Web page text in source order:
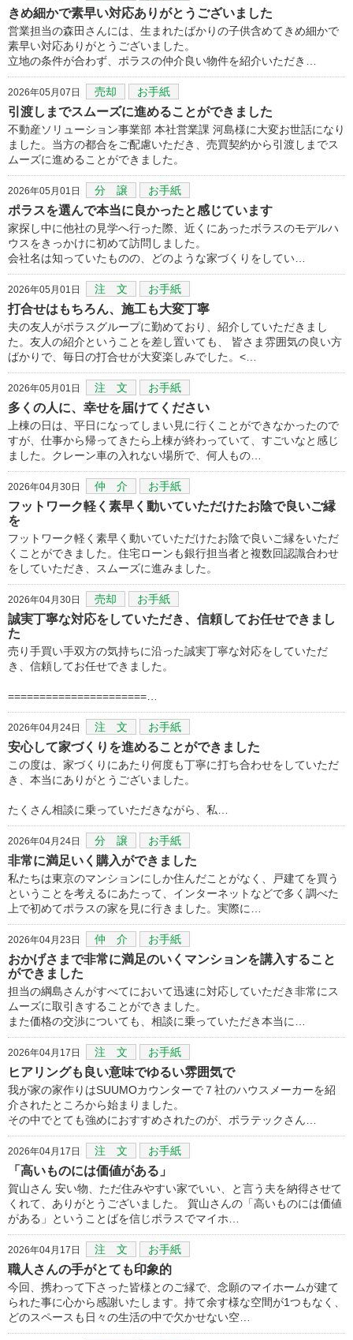
きめ細かで素早い対応ありがとうございました
営業担当の森田さんには、生まれたばかりの子供含めてきめ細かで
素早い対応ありがとうございました。
立地の条件が合わず、ポラスの仲介良い物件を紹介いただき…
2026年05月07日 売却 お手紙
引渡しまでスムーズに進めることができました
不動産ソリューション事業部 本社営業課 河島様に大変お世話になり
ました。当方の都合をご配慮いただき、売買契約から引渡しまでス
ムーズに進めることができました。
2026年05月01日 分 譲 お手紙
ポラスを選んで本当に良かったと感じています
家探し中に他社の見学へ行った際、近くにあったボラスのモデルハ
ウスをきっかけに初めて訪問しました。
会社名は知っていたものの、どのような家づくりをしてい…
2026年05月01日 注 文 お手紙
打合せはもちろん、施工も大変丁寧
夫の友人がポラスグループに勤めており、紹介していただきまし
た。友人の紹介ということを差し置いても、 皆さま雰囲気の良い方
ばかりで、毎日の打合せが大変楽しみでした。<…
2026年05月01日 注 文 お手紙
多くの人に、幸せを届けてください
上棟の日は、平日になってしまい見に行くことができなかったので
すが、仕事から帰ってきたら上棟が終わっていて、すごいなと感じ
ました。クレーン車の入れない場所で、何人もの…
2026年04月30日 仲 介 お手紙
フットワーク軽く素早く動いていただけたお陰で良いご縁
を
フットワーク軽く素早く動いていただけたお陰で良いご縁をいただ
くことができました。住宅ローンも銀行担当者と複数回認識合わせ
をしていただき、スムーズに進みました。
2026年04月30日 売却 お手紙
誠実丁寧な対応をしていただき、信頼してお任せできまし
た
売り手買い手双方の気持ちに沿った誠実丁寧な対応をしていただ
き、信頼してお任せできました。
======================…
2026年04月24日 注 文 お手紙
安心して家づくりを進めることができました
この度は、家づくりにあたり何度も丁寧に打ち合わせをしていただ
き、本当にありがとうございました。
たくさん相談に乗っていただきながら、私…
2026年04月24日 分 譲 お手紙
非常に満足いく購入ができました
私たちは東京のマンションにしか住んだことがなく、戸建てを買う
ということを考えるにあたって、インターネットなどで多く調べた
上で初めてポラスの家を見に行きました。実際に…
2026年04月23日 仲 介 お手紙
おかげさまで非常に満足のいくマンションを講入すること
ができました
担当の綱島さんがすべてにおいて迅速に対応していただき非常にス
ムーズに取引きすることができました。
また価格の交渉についても、相談に乗っていただき本当に…
2026年04月17日 注 文 お手紙
ヒアリングも良い意味でゆるい雰囲気で
我が家の家作りはSUUMOカウンターで７社のハウスメーカーを紹
介されたところから始まりました。
その中でとても強めにおすすめされたのが、ポラテックさん…
2026年04月17日 注 文 お手紙
「高いものには価値がある」
賀山さん 安い物、ただ住みやすい家でいい、と言う夫を納得させて
くれて、ありがとうございました。 賀山さんの「高いものには価値
がある」ということばを信じポラスでマイホ…
2026年04月17日 注 文 お手紙
職人さんの手がとても印象的
今回、携わって下さった皆様とのご縁で、念願のマイホームが建て
られた事に心から感謝いたします。持て余す様な空間が1つもなく、
どのスペースも日々の生活の中で欠かせない空…